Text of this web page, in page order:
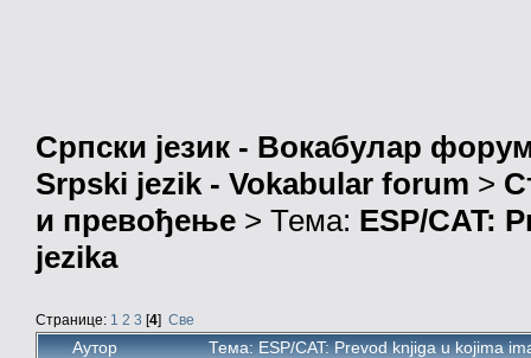
Српски језик - Вокабулар
Srpski jezik - Vokabular forum >
и превођење > Тема: ESP/CAT:
jezika
Странице: 1 2 3 [4] Све
Аутор Тема: ESP/CAT: Prevod knjiga u kojima